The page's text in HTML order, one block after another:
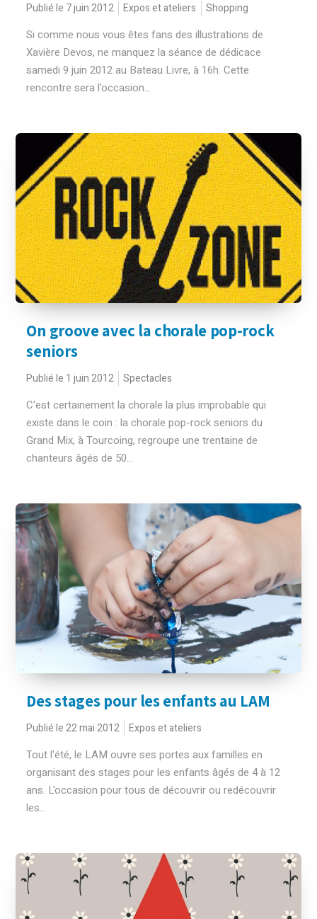
Publié le 7 juin 2012 Expos et ateliers Shopping
Si comme nous vous êtes fans des illustrations de
Xavière Devos, ne manquez la séance de dédicace
samedi 9 juin 2012 au Bateau Livre, à 16h. Cette
rencontre sera l'occasion...
On groove avec la chorale pop-rock
seniors
Publié le 1 juin 2012 Spectacles
C'est certainement la chorale la plus improbable qui
existe dans le coin : la chorale pop-rock seniors du
Grand Mix, à Tourcoing, regroupe une trentaine de
chanteurs âgés de 50...
Des stages pour les enfants au LAM
Publié le 22 mai 2012 Expos et ateliers
Tout l'été, le LAM ouvre ses portes aux familles en
organisant des stages pour les enfants âgés de 4 à 12
ans. L'occasion pour tous de découvrir ou redécouvrir
les...